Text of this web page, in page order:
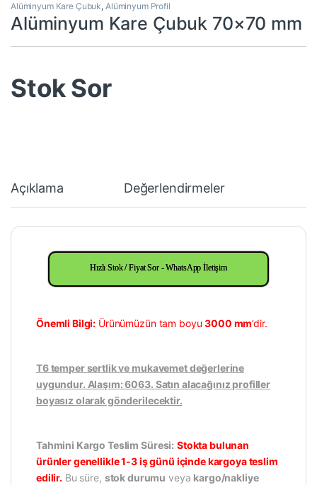
Alüminyum Kare Çubuk, Alüminyum Profil
Alüminyum Kare Çubuk 70×70 mm
Stok Sor
Açıklama Değerlendirmeler
Hızlı Stok / Fiyat Sor - WhatsApp İletişim
Önemli Bilgi: Ürünümüzün tam boyu3000 mm’dir.
T6 temper sertlik ve mukavemet değerlerine
uygundur. Alaşım: 6063. Satın alacağınız profiller
boyasız olarak gönderilecektir.
Tahmini Kargo Teslim Süresi: Stokta bulunan
ürünler genellikle 1-3 iş günü içinde kargoya teslim
edilir. Bu süre, stok durumu veya kargo/nakliye